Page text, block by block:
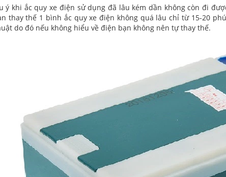
ý khi ắc quy xe điện sử dụng đã lâu kém dần không còn đi
thay thế 1 bình ắc quy xe điện không quá lâu chỉ từ 15-20
do đó nếu không hiểu về điện bạn không nên tự thay thế.